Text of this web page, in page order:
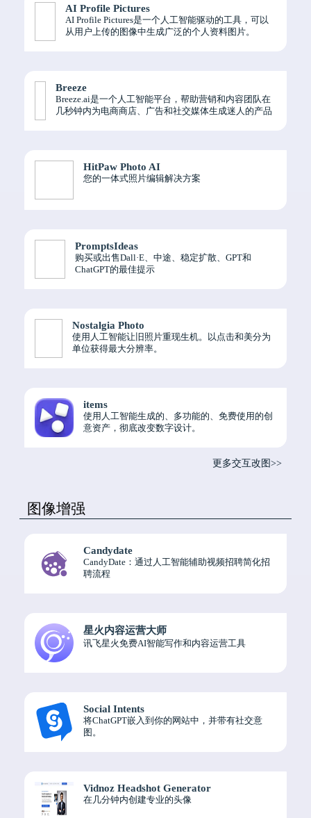
AI Profile Pictures
AI Profile Pictures是一个人工智能驱动的工具，可以
从用户上传的图像中生成广泛的个人资料图片。
Breeze
Breeze.ai是一个人工智能平台，帮助营销和内容团队在
几秒钟内为电商商店、广告和社交媒体生成迷人的产品
HitPaw Photo AI
您的一体式照片编辑解决方案
PromptsIdeas
购买或出售Dall·E、中途、稳定扩散、GPT和
ChatGPT的最佳提示
Nostalgia Photo
使用人工智能让旧照片重现生机。以点击和美分为
单位获得最大分辨率。
items
使用人工智能生成的、多功能的、免费使用的创
意资产，彻底改变数字设计。
更多交互改图>>
图像增强
Candydate
CandyDate：通过人工智能辅助视频招聘简化招
聘流程
星火内容运营大师
讯飞星火免费AI智能写作和内容运营工具
Social Intents
将ChatGPT嵌入到你的网站中，并带有社交意
图。
Vidnoz Headshot Generator
在几分钟内创建专业的头像